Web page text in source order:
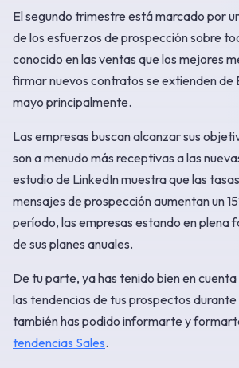
El segundo trimestre está marcado por
de los esfuerzos de prospección sobre
conocido en las ventas que los mejores
firmar nuevos contratos se extienden de
mayo principalmente.
Las empresas buscan alcanzar sus
son a menudo más receptivas a las
estudio de LinkedIn muestra que las
mensajes de prospección aumentan un
período, las empresas estando en plena
de sus planes anuales.
De tu parte, ya has tenido bien en
las tendencias de tus prospectos
también has podido informarte y
tendencias Sales.